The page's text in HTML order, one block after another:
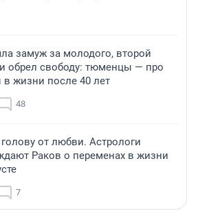
замуж за молодого, второй
обрел свободу: тюменцы — про
жизни после 40 лет
48
от любви. Астрологи
Раков о переменах в жизни
7